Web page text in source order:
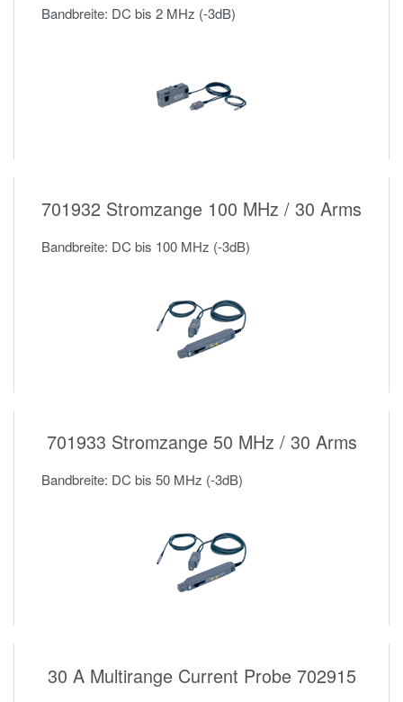
Bandbreite: DC bis 2 MHz (-3dB)
701932 Stromzange 100 MHz / 30 Arms
Bandbreite: DC bis 100 MHz (-3dB)
701933 Stromzange 50 MHz / 30 Arms
Bandbreite: DC bis 50 MHz (-3dB)
30 A Multirange Current Probe 702915